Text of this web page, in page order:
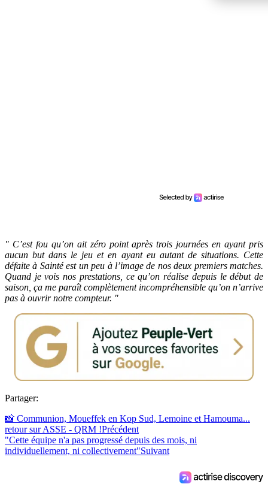
" C’est fou qu’on ait zéro point après trois journées en ayant pris
aucun but dans le jeu et en ayant eu autant de situations. Cette
défaite à Sainté est un peu à l’image de nos deux premiers matches.
Quand je vois nos prestations, ce qu’on réalise depuis le début de
saison, ça me paraît complètement incompréhensible qu’on n’arrive
pas à ouvrir notre compteur. "
Partager:
📸 Communion, Moueffek en Kop Sud, Lemoine et Hamouma...
retour sur ASSE - QRM !Précédent
"Cette équipe n'a pas progressé depuis des mois, ni
individuellement, ni collectivement"Suivant